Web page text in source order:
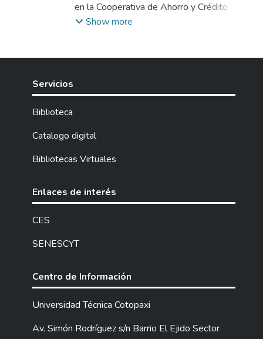
en la Cooperativa de Ahorro y Crédito
Indígena SAC Latacunga Ltda. permitiendo
sustentaron el desarrollo de la
información fueron encuestas, entrevistas
de la institución que permitió conocer la
guía de los siguientes métodos inductivo –
deductivo, analítico – sintético, los cuales
trabajo se pudo concluir que la adopción de
información financiera de la entidad de
manera razonable y confiable….
Show more
Servicios
Biblioteca
Catalogo digital
Bibliotecas Virtuales
Enlaces de interés
CES
SENESCYT
Centro de Información
Universidad Técnica Cotopaxi
Av. Simón Rodríguez s/n Barrio El Ejido Sector